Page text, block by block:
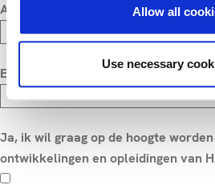
Allow all
Use necessary
Achternaam
Email
Ja, ik wil graag op de hoogte
ontwikkelingen en opleidingen van